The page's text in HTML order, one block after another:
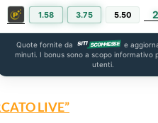
1.58 3.75 5.50
Quote fornite da
e
minuti. I bonus sono a scopo informativo
utenti.
LIVE”